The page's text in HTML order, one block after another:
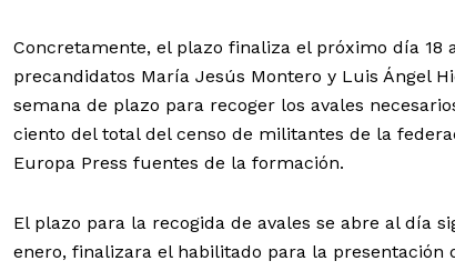
Concretamente, el plazo finaliza el próximo día 18
precandidatos María Jesús Montero y Luis Ángel
semana de plazo para recoger los avales
ciento del total del censo de militantes de la
Europa Press fuentes de la formación.
El plazo para la recogida de avales se abre al día
enero, finalizara el habilitado para la